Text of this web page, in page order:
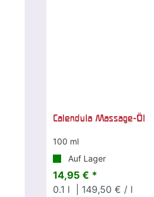
Calendula Massage-Öl
100 ml
Auf Lager
14,95 € *
0.1 l | 149,50 € / l